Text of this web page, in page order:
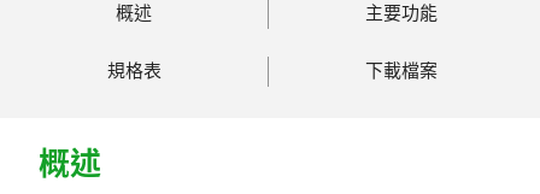
概述 主要功能
規格表 下載檔案
概述